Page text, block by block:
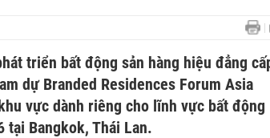
triển bất động sản hàng hiệu đẳng
dự Branded Residences Forum Asia
vực dành riêng cho lĩnh vực bất động
tại Bangkok, Thái Lan.